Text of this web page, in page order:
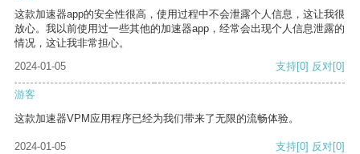
这款加速器app的安全性很高，使用过程中不会泄露个人信息，这让我很
放心。我以前使用过一些其他的加速器app，经常会出现个人信息泄露的
情况，这让我非常担心。
2024-01-05
支持[0] 反对[0]
游客
这款加速器VPM应用程序已经为我们带来了无限的流畅体验。
2024-01-05 支持[0] 反对[0]